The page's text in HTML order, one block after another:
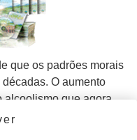
que os padrões morais
O aumento
alcoolismo que agora
causa um aumento